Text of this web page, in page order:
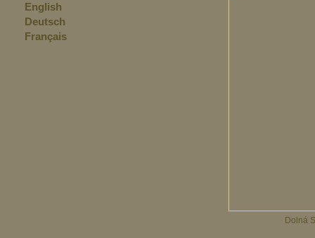
Dolná
English
Deutsch
Français